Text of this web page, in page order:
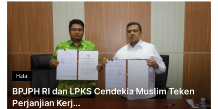
Halal
BPJPH RI dan LPKS Cendekia Muslim Teken
Perjanjian Kerj...